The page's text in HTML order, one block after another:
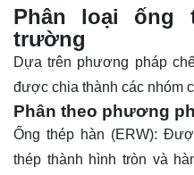
Phân loại ống
trường
Dựa trên phương pháp
được chia thành các nhóm
Phân theo phương
Ống thép hàn (ERW):
thép thành hình tròn và